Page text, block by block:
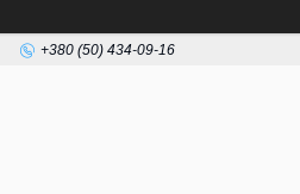
+380 (50) 434-09-16